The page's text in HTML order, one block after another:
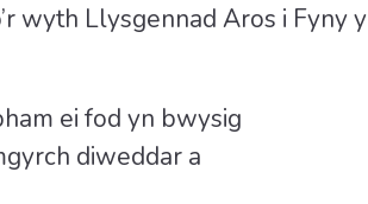
wyth Llysgennad Aros i
ei fod yn bwysig
diweddar a